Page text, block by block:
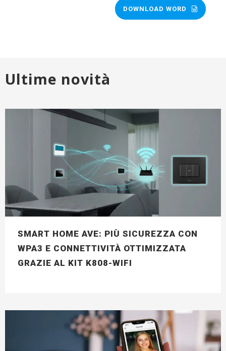
DOWNLOAD WORD
Ultime novità
SMART HOME AVE: PIÙ SICUREZZA CON
WPA3 E CONNETTIVITÀ OTTIMIZZATA
GRAZIE AL KIT K808-WIFI